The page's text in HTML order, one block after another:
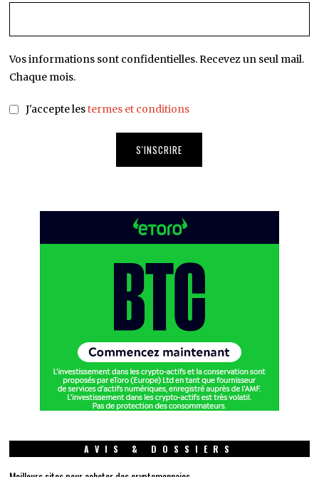
Vos informations sont confidentielles. Recevez un seul mail.
Chaque mois.
J'accepte lestermes et conditions
AVIS & DOSSIERS